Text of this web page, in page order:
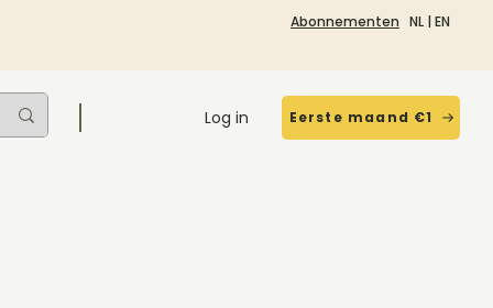
Abonnementen NL | EN
Log in Eerste maand €1